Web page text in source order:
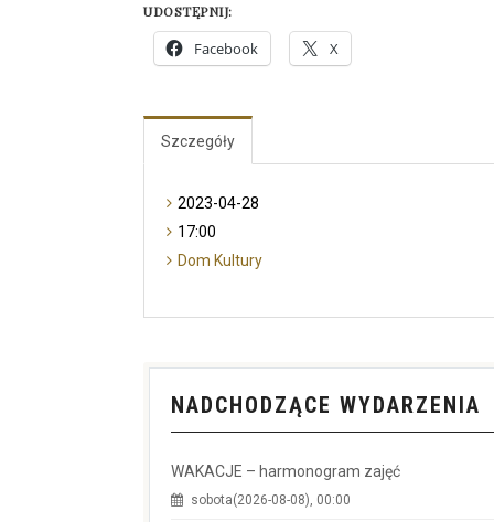
UDOSTĘPNIJ:
Facebook X
Szczegóły
2023-04-28
17:00
Dom Kultury
NADCHODZĄCE WYDARZENIA
WAKACJE – harmonogram zajęć
sobota(2026-08-08), 00:00